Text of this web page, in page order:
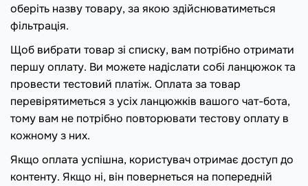
оберіть назву товару, за якою здійснюватиметься
фільтрація.
Щоб вибрати товар зі списку, вам потрібно отримати
першу оплату. Ви можете надіслати собі ланцюжок та
провести тестовий платіж. Оплата за товар
перевірятиметься з усіх ланцюжків вашого чат-бота,
тому вам не потрібно повторювати тестову оплату в
кожному з них.
Якщо оплата успішна, користувач отримає доступ до
контенту. Якщо ні, він повернеться на попередній